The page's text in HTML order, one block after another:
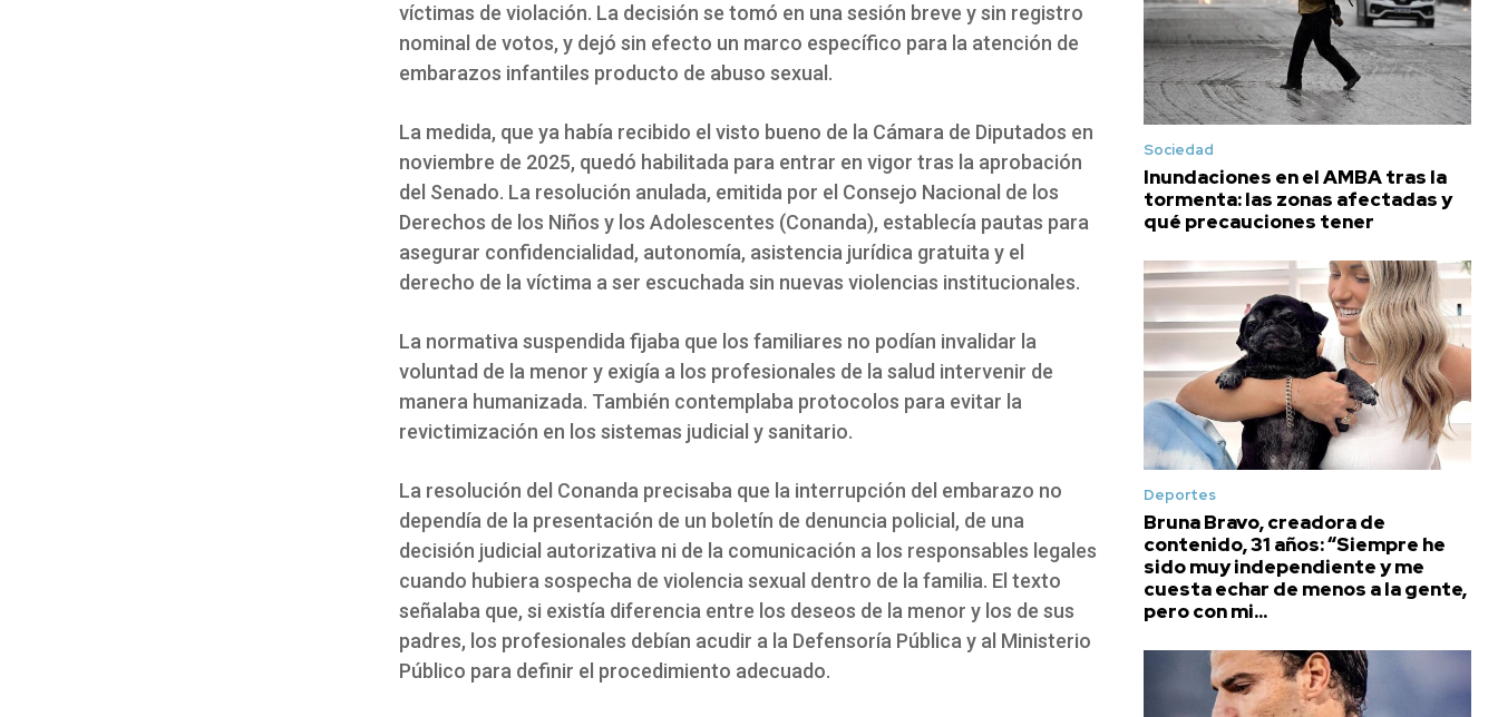
víctimas de violación. La decisión se tomó en una sesión breve y sin registro
nominal de votos, y dejó sin efecto un marco específico para la atención de
embarazos infantiles producto de abuso sexual.
La medida, que ya había recibido el visto bueno de la Cámara de Diputados en
noviembre de 2025, quedó habilitada para entrar en vigor tras la aprobación
del Senado. La resolución anulada, emitida por el Consejo Nacional de los
Derechos de los Niños y los Adolescentes (Conanda), establecía pautas para
asegurar confidencialidad, autonomía, asistencia jurídica gratuita y el
derecho de la víctima a ser escuchada sin nuevas violencias institucionales.
La normativa suspendida fijaba que los familiares no podían invalidar la
voluntad de la menor y exigía a los profesionales de la salud intervenir de
manera humanizada. También contemplaba protocolos para evitar la
revictimización en los sistemas judicial y sanitario.
La resolución del Conanda precisaba que la interrupción del embarazo no
dependía de la presentación de un boletín de denuncia policial, de una
decisión judicial autorizativa ni de la comunicación a los responsables legales
cuando hubiera sospecha de violencia sexual dentro de la familia. El texto
señalaba que, si existía diferencia entre los deseos de la menor y los de sus
padres, los profesionales debían acudir a la Defensoría Pública y al Ministerio
Público para definir el procedimiento adecuado.
Sociedad
Inundaciones en el AMBA tras la
tormenta: las zonas afectadas y
qué precauciones tener
Deportes
Bruna Bravo, creadora de
contenido, 31 años: “Siempre he
sido muy independiente y me
cuesta echar de menos a la gente,
pero con mi...